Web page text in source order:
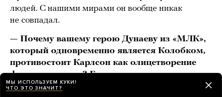
людей. С нашими мирами он вообще никак
не совпадал.
— Почему вашему герою Дунаеву из «МЛК»,
который одновременно является Колобком,
противостоит Карлсон как олицетворение
фашистских сил? Ему пропеллер мешает
ускользать? Почему он оказался
МЫ ИСПОЛЬЗУЕМ КУКИ!
ЧТО ЭТО ЗНАЧИТ?